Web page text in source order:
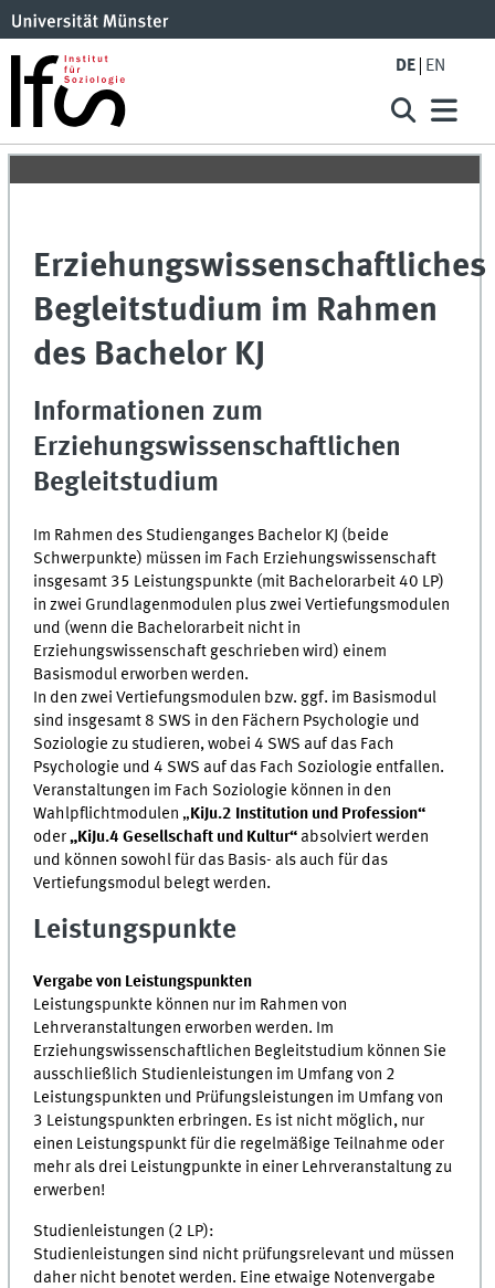
DE EN
Erziehungswissenschaftliches
Begleitstudium im Rahmen
des Bachelor KJ
Informationen zum
Erziehungswissenschaftlichen
Begleitstudium
Im Rahmen des Studienganges Bachelor KJ (beide
Schwerpunkte) müssen im Fach Erziehungswissenschaft
insgesamt 35 Leistungspunkte (mit Bachelorarbeit 40 LP)
in zwei Grundlagenmodulen plus zwei Vertiefungsmodulen
und (wenn die Bachelorarbeit nicht in
Erziehungswissenschaft geschrieben wird) einem
Basismodul erworben werden.
In den zwei Vertiefungsmodulen bzw. ggf. im Basismodul
sind insgesamt 8 SWS in den Fächern Psychologie und
Soziologie zu studieren, wobei 4 SWS auf das Fach
Psychologie und 4 SWS auf das Fach Soziologie entfallen.
Veranstaltungen im Fach Soziologie können in den
Wahlpflichtmodulen „ KiJu.2 Institution und Profession“
oder„KiJu.4 Gesellschaft und Kultur“ absolviert werden
und können sowohl für das Basis- als auch für das
Vertiefungsmodul belegt werden.
Leistungspunkte
Vergabe von Leistungspunkten
Leistungspunkte können nur im Rahmen von
Lehrveranstaltungen erworben werden. Im
Erziehungswissenschaftlichen Begleitstudium können Sie
ausschließlich Studienleistungen im Umfang von 2
Leistungspunkten und Prüfungsleistungen im Umfang von
3 Leistungspunkten erbringen. Es ist nicht möglich, nur
einen Leistungspunkt für die regelmäßige Teilnahme oder
mehr als drei Leistungpunkte in einer Lehrveranstaltung zu
erwerben!
Studienleistungen (2 LP):
Studienleistungen sind nicht prüfungsrelevant und müssen
daher nicht benotet werden. Eine etwaige Notenvergabe